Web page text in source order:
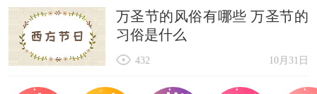
万圣节的风俗有哪些 万圣节的
习俗是什么
10月31日
432